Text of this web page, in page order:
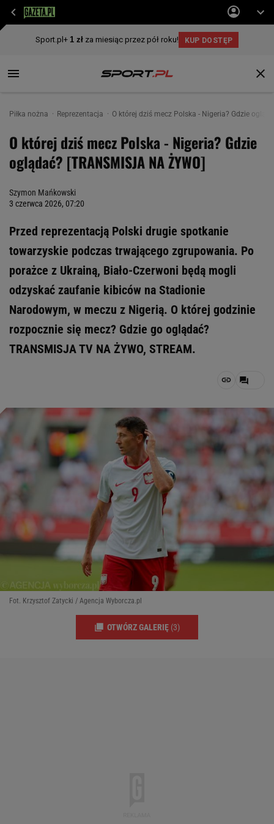
Piłka nożna Reprezentacja O której dziś mecz Polska - Nigeria? Gdzie
O której dziś mecz Polska - Nigeria? Gdzie
oglądać? [TRANSMISJA NA ŻYWO]
Szymon Mańkowski
3 czerwca 2026, 07:20
Przed reprezentacją Polski drugie spotkanie
towarzyskie podczas trwającego zgrupowania. Po
porażce z Ukrainą, Biało-Czerwoni będą mogli
odzyskać zaufanie kibiców na Stadionie
Narodowym, w meczu z Nigerią. O której godzinie
rozpocznie się mecz? Gdzie go oglądać?
TRANSMISJA TV NA ŻYWO, STREAM.
Fot. Krzysztof Zatycki / Agencja Wyborcza.pl
OTWÓRZ GALERIĘ (3)